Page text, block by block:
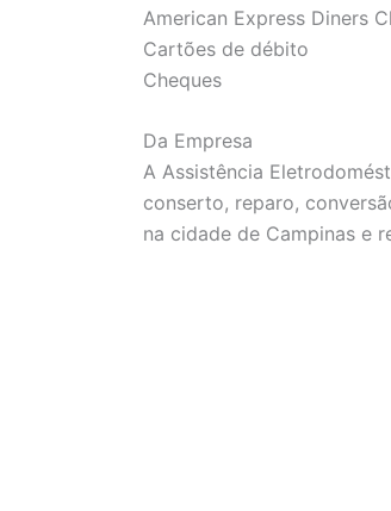
American Express Diners
Cartões de débito
Cheques
Da Empresa
A Assistência
conserto, reparo,
na cidade de Campinas e